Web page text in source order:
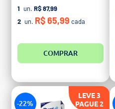
1 un. R$ 87,99
2 un. R$ 65,99 cada
COMPRAR
LEVE 3
PAGUE 2
-22%